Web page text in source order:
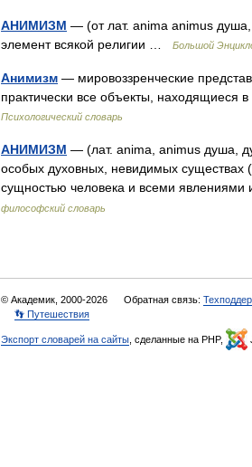
АНИМИЗМ — (от лат. anima animus
элемент всякой религии …
Большой
Анимизм — мировоззренческие
практически все объекты, находящиеся
Психологический словарь
АНИМИЗМ — (лат. anima, animus душа,
особых духовных, невидимых существах
сущностью человека и всеми
философский словарь
© Академик, 2000-2026 Обратная связь:
👣 Путешествия
Экспорт словарей на сайты , сделанные на PHP,